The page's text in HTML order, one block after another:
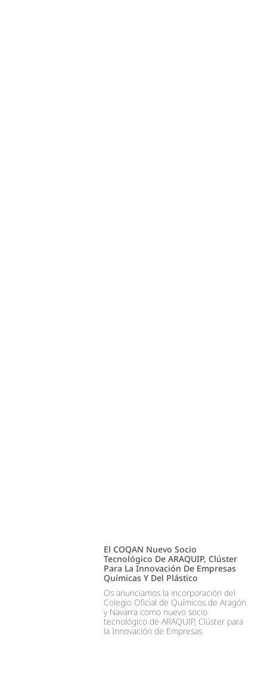
El COQAN Nuevo Socio
Tecnológico De ARAQUIP, Clúster
Para La Innovación De Empresas
Químicas Y Del Plástico
Os anunciamos la incorporación del
Colegio Oficial de Químicos de Aragón
y Navarra como nuevo socio
tecnológico de ARAQUIP, Clúster para
la Innovación de Empresas